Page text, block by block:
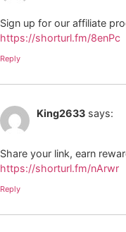
Sign up for our affiliate
https://shorturl.fm/8enPc
Reply
King2633 says:
Share your link, earn
https://shorturl.fm/nArwr
Reply